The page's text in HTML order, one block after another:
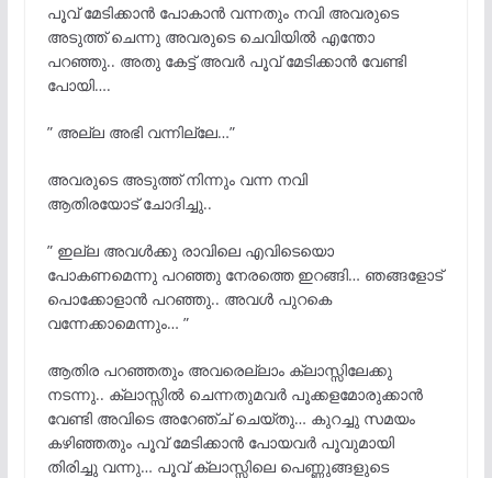
പൂവ് മേടിക്കാൻ പോകാൻ വന്നതും നവി അവരുടെ
അടുത്ത് ചെന്നു അവരുടെ ചെവിയിൽ എന്തോ
പറഞ്ഞു.. അതു കേട്ട് അവർ പൂവ് മേടിക്കാൻ വേണ്ടി
പോയി….
” അല്ല അഭി വന്നില്ലേ…”
അവരുടെ അടുത്ത് നിന്നും വന്ന നവി
ആതിരയോട് ചോദിച്ചു..
” ഇല്ല അവൾക്കു രാവിലെ എവിടെയൊ
പോകണമെന്നു പറഞ്ഞു നേരത്തെ ഇറങ്ങി… ഞങ്ങളോട്
പൊക്കോളാൻ പറഞ്ഞു.. അവൾ പുറകെ
വന്നേക്കാമെന്നും… ”
ആതിര പറഞ്ഞതും അവരെല്ലാം ക്ലാസ്സിലേക്കു
നടന്നു.. ക്ലാസ്സിൽ ചെന്നതുമവർ പൂക്കളമോരുക്കാൻ
വേണ്ടി അവിടെ അറേഞ്ച് ചെയ്തു… കുറച്ചു സമയം
കഴിഞ്ഞതും പൂവ് മേടിക്കാൻ പോയവർ പൂവുമായി
തിരിച്ചു വന്നു… പൂവ് ക്ലാസ്സിലെ പെണ്ണുങ്ങളുടെ